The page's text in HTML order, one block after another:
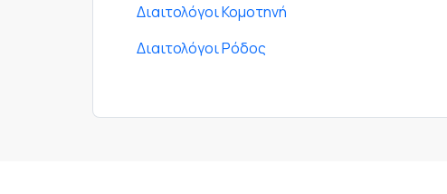
Διαιτολόγοι Κομοτηνή
Διαιτολόγοι Ρόδος